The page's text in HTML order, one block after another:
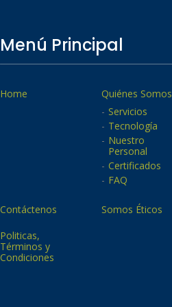
Menú Principal
Home
Quiénes Somos
Servicios
Tecnología
Nuestro
Personal
Certificados
FAQ
Contáctenos
Somos Éticos
Politicas,
Términos y
Condiciones